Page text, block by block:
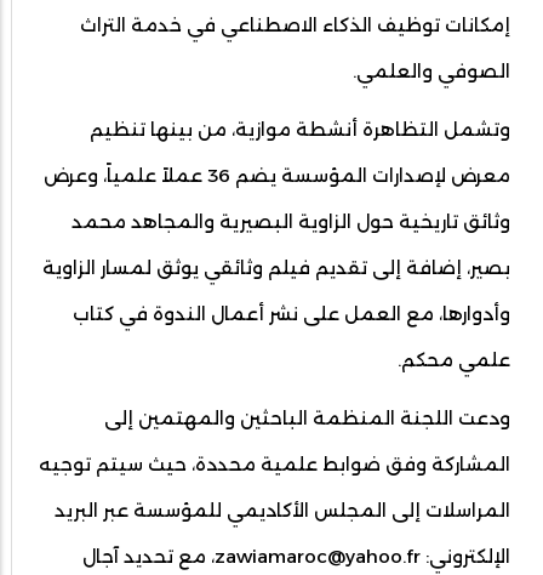
إمكانات توظيف الذكاء الاصطناعي في خدمة التراث
الصوفي والعلمي.
وتشمل التظاهرة أنشطة موازية، من بينها تنظيم
معرض لإصدارات المؤسسة يضم 36 عملاً علمياً، وعرض
وثائق تاريخية حول الزاوية البصيرية والمجاهد محمد
بصير، إضافة إلى تقديم فيلم وثائقي يوثق لمسار الزاوية
وأدوارها، مع العمل على نشر أعمال الندوة في كتاب
علمي محكم.
ودعت اللجنة المنظمة الباحثين والمهتمين إلى
المشاركة وفق ضوابط علمية محددة، حيث سيتم توجيه
المراسلات إلى المجلس الأكاديمي للمؤسسة عبر البريد
الإلكتروني: zawiamaroc@yahoo.fr، مع تحديد آجال